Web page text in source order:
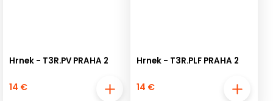
Hrnek - T3R.PV PRAHA 2
14 €
Hrnek - T3R.PLF PRAHA 2
14 €